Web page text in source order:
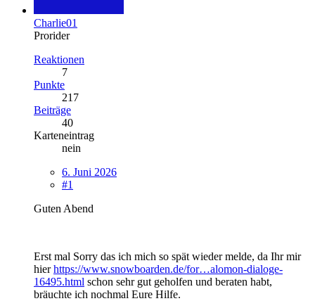
Charlie01
Prorider
Reaktionen
7
Punkte
217
Beiträge
40
Karteneintrag
nein
6. Juni 2026
#1
Guten Abend
Erst mal Sorry das ich mich so spät wieder melde, da Ihr mir
hierhttps://www.snowboarden.de/for…alomon-dialoge-
16495.html schon sehr gut geholfen und beraten habt,
bräuchte ich nochmal Eure Hilfe.